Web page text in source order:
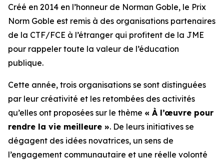
Créé en 2014 en l’honneur de Norman Goble, le Prix
Norm Goble est remis à des organisations partenaires
de la CTF/FCE à l’étranger qui profitent de la JME
pour rappeler toute la valeur de l’éducation
publique.
Cette année, trois organisations se sont distinguées
par leur créativité et les retombées des activités
qu’elles ont proposées sur le thème « À l’œuvre pour
rendre la vie meilleure ». De leurs initiatives se
dégagent des idées novatrices, un sens de
l’engagement communautaire et une réelle volonté